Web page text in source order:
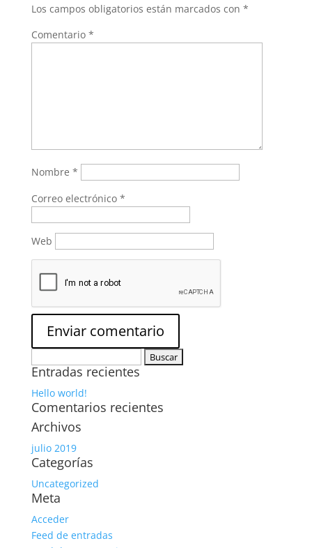
Los campos obligatorios están marcados con *
Comentario *
Nombre *
Correo electrónico *
Web
Entradas recientes
Hello world!
Comentarios recientes
Archivos
julio 2019
Categorías
Uncategorized
Meta
Acceder
Feed de entradas